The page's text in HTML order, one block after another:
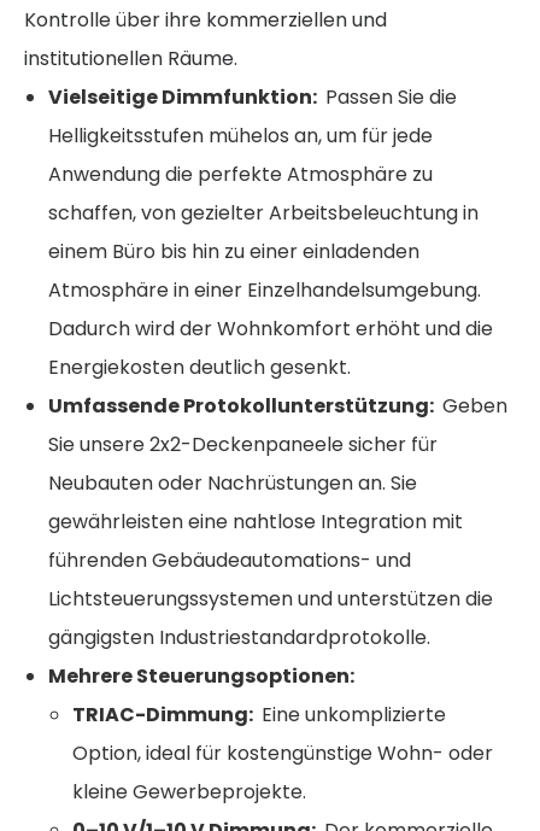
Kontrolle über ihre kommerziellen und
institutionellen Räume.
Vielseitige Dimmfunktion: Passen Sie die
Helligkeitsstufen mühelos an, um für jede
Anwendung die perfekte Atmosphäre zu
schaffen, von gezielter Arbeitsbeleuchtung in
einem Büro bis hin zu einer einladenden
Atmosphäre in einer Einzelhandelsumgebung.
Dadurch wird der Wohnkomfort erhöht und die
Energiekosten deutlich gesenkt.
Umfassende Protokollunterstützung: Geben
Sie unsere 2x2-Deckenpaneele sicher für
Neubauten oder Nachrüstungen an. Sie
gewährleisten eine nahtlose Integration mit
führenden Gebäudeautomations- und
Lichtsteuerungssystemen und unterstützen die
gängigsten Industriestandardprotokolle.
Mehrere Steuerungsoptionen:
TRIAC-Dimmung: Eine unkomplizierte
Option, ideal für kostengünstige Wohn- oder
kleine Gewerbeprojekte.